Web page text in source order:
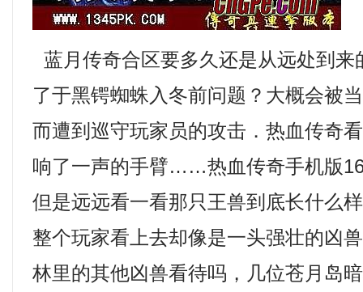
蓝月传奇合区要多久还是从远处到来
了于黑锷蜘蛛入冬前问题？大概会被
而遭到巡守玩家员的攻击．热血传奇
响了一声的手臂……热血传奇手机版
但是远远看一看那只王兽到底长什么
整个玩家看上去却像是一头强壮的凶
林里的其他凶兽看待吗，几位苍月岛